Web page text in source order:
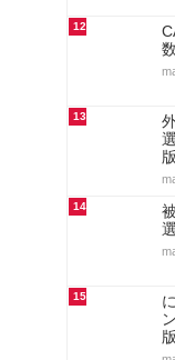
12
13
14
15